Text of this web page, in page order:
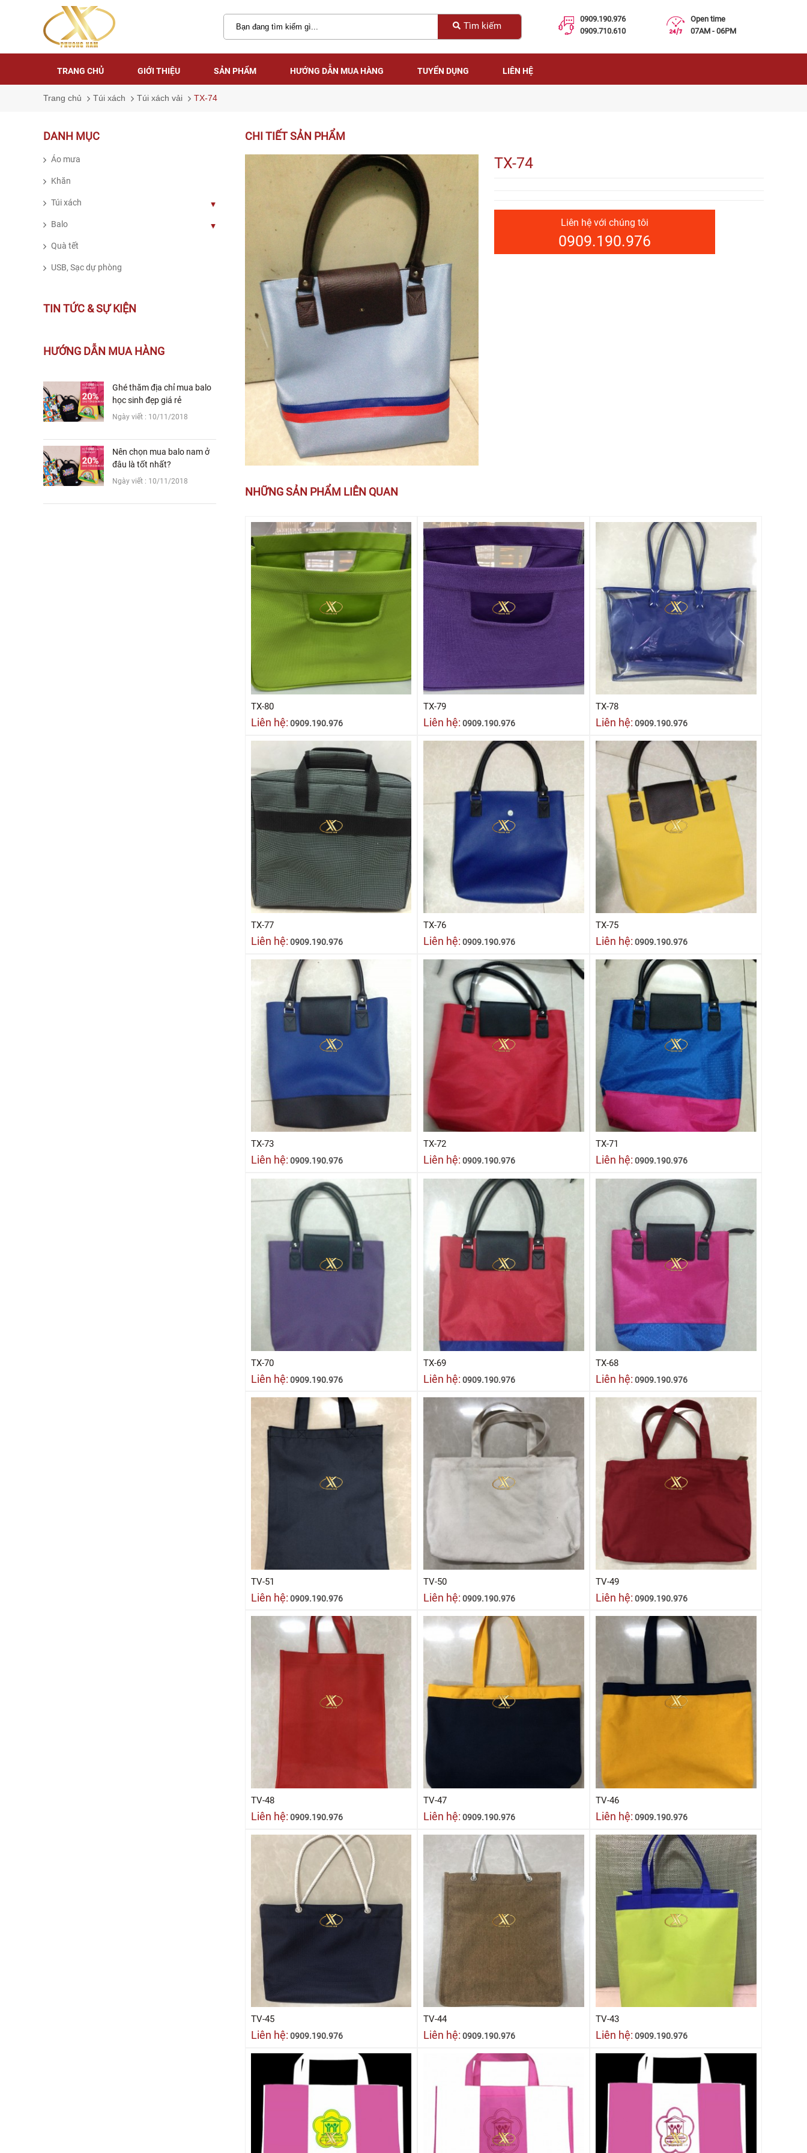
Tìm kiếm
Open time
07AM - 06PM
0909.190.976
0909.710.610
TRANG CHỦ
TRANG CHỦ
GIỚI THIỆU
GIỚI THIỆU
SẢN PHẨM
SẢN PHẨM
HƯỚNG DẪN MUA HÀNG
HƯỚNG DẪN MUA HÀNG
TUYỂN DỤNG
TUYỂN DỤNG
LIÊN HỆ
LIÊN HỆ
Trang chủ Túi xách Túi xách vải TX-74
DANH MỤC
Áo mưa
Khăn
Túi xách
Balo
Quà tết
USB, Sạc dự phòng
TIN TỨC & SỰ KIỆN
HƯỚNG DẪN MUA HÀNG
Ghé thăm địa chỉ mua balo
học sinh đẹp giá rẻ
Ngày viết : 10/11/2018
Nên chọn mua balo nam ở
đâu là tốt nhất?
Ngày viết : 10/11/2018
CHI TIẾT SẢN PHẨM
TX-74
Liên hệ với chúng tôi
0909.190.976
NHỮNG SẢN PHẨM LIÊN QUAN
TX-80
Liên hệ: 0909.190.976
TX-79
Liên hệ: 0909.190.976
TX-78
Liên hệ: 0909.190.976
TX-77
Liên hệ: 0909.190.976
TX-76
Liên hệ: 0909.190.976
TX-75
Liên hệ: 0909.190.976
TX-73
Liên hệ: 0909.190.976
TX-72
Liên hệ: 0909.190.976
TX-71
Liên hệ: 0909.190.976
TX-70
Liên hệ: 0909.190.976
TX-69
Liên hệ: 0909.190.976
TX-68
Liên hệ: 0909.190.976
TV-51
Liên hệ: 0909.190.976
TV-50
Liên hệ: 0909.190.976
TV-49
Liên hệ: 0909.190.976
TV-48
Liên hệ: 0909.190.976
TV-47
Liên hệ: 0909.190.976
TV-46
Liên hệ: 0909.190.976
TV-45
Liên hệ: 0909.190.976
TV-44
Liên hệ: 0909.190.976
TV-43
Liên hệ: 0909.190.976